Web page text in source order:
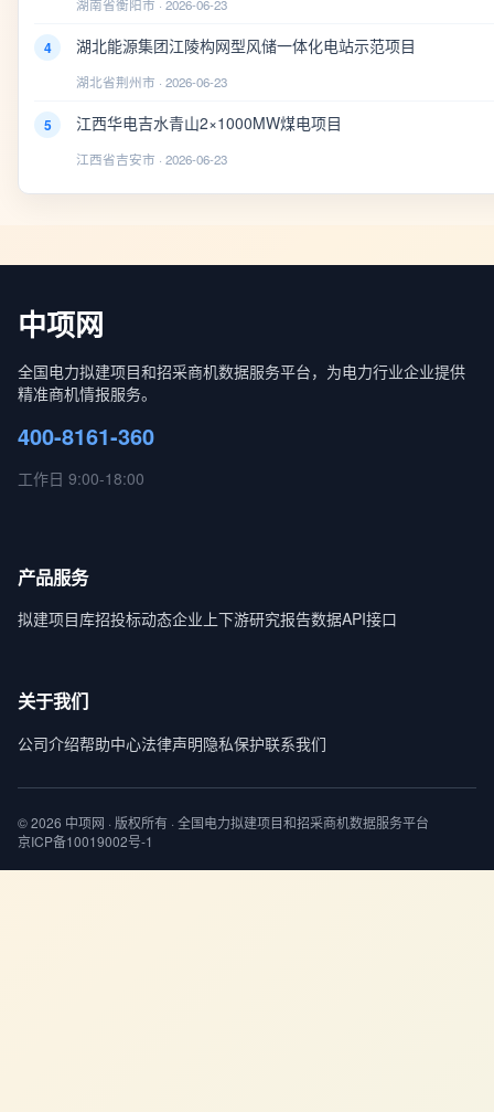
湖南省衡阳市 · 2026-06-23
4 湖北能源集团江陵构网型风储一体化电站示范项目
湖北省荆州市 · 2026-06-23
5 江西华电吉水青山2×1000MW煤电项目
江西省吉安市 · 2026-06-23
中项网
全国电力拟建项目和招采商机数据服务平台，为电力行业企业提供
精准商机情报服务。
400-8161-360
工作日 9:00-18:00
产品服务
拟建项目库招投标动态企业上下游研究报告数据API接口
关于我们
公司介绍帮助中心法律声明隐私保护联系我们
© 2026 中项网 · 版权所有 · 全国电力拟建项目和招采商机数据服务平台
京ICP备10019002号-1